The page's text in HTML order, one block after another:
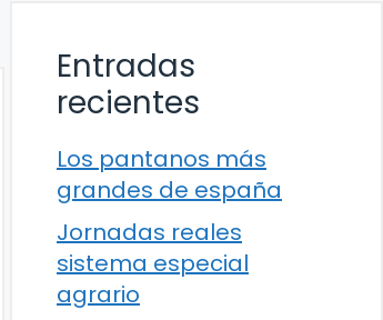
Entradas
recientes
Los pantanos más
grandes de españa
Jornadas reales
sistema especial
agrario